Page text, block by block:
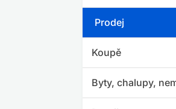
Prodej
Koupě
Byty, chalupy,